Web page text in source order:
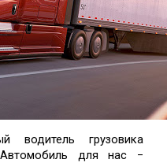
грузовика
для нас −